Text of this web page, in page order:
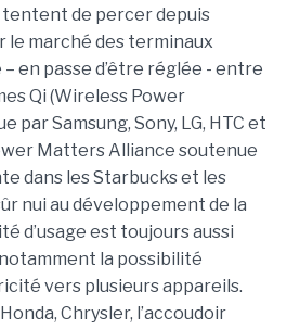
de percer depuis
le marché des terminaux
en passe d’être réglée - entre
Qi (Wireless Power
par Samsung, Sony, LG, HTC et
Matters Alliance soutenue
dans les Starbucks et les
nui au développement de la
d’usage est toujours aussi
la possibilité
vers plusieurs appareils.
Chrysler, l’accoudoir